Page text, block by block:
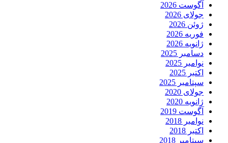
آگوست 2026
جولای 2026
ژوئن 2026
فوریه 2026
ژانویه 2026
دسامبر 2025
نوامبر 2025
اکتبر 2025
سپتامبر 2025
جولای 2020
ژانویه 2020
آگوست 2019
نوامبر 2018
اکتبر 2018
سپتامبر 2018